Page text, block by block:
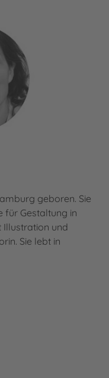
geboren. Sie
für Gestaltung in
und
Sie lebt in